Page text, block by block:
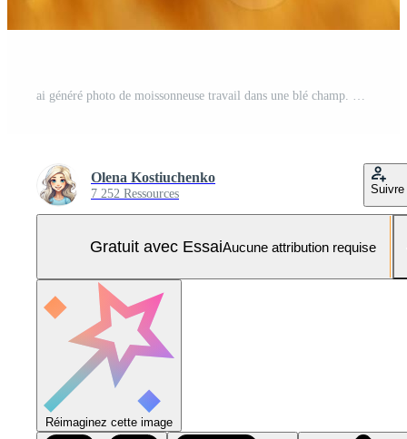
ai généré photo de moissonneuse travail dans une blé champ. généré par artificiel intelligence. Photo Pro
Olena Kostiuchenko
7 252 Ressources Suivre
Gratuit avec EssaiAucune attribution requise
Réimaginez cette image